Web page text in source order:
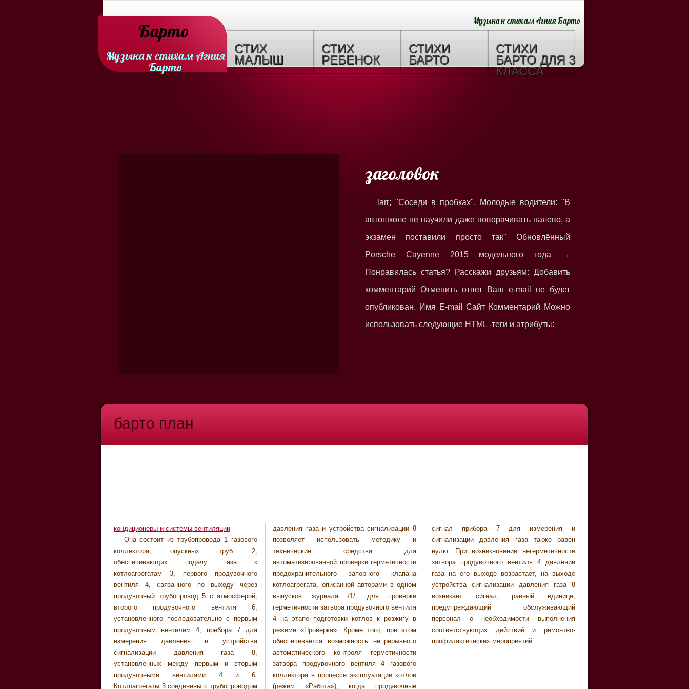
Барто
Музыка к стихам Агния
Барто
Музыка к стихам Агния Барто
СТИХ
МАЛЫШ
СТИХ
РЕБЕНОК
СТИХИ
БАРТО
СТИХИ
БАРТО ДЛЯ 3
КЛАССА
заголовок
larr; "Соседи в пробках". Молодые водители: "В
автошколе не научили даже поворачивать налево, а
экзамен поставили просто так" Обновлённый
Porsche Cayenne 2015 модельного года →
Понравилась статья? Расскажи друзьям: Добавить
комментарий Отменить ответ Ваш e-mail не будет
опубликован. Имя E-mail Сайт Комментарий Можно
использовать следующие HTML -теги и атрибуты:
барто план
кондиционеры и системы вентиляции
Она состоит из трубопровода 1 газового
коллектора, опускных труб 2,
обеспечивающих подачу газа к
котлоагрегатам 3, первого продувочного
вентиля 4, связанного по выходу через
продувочный трубопровод 5 с атмосферой,
второго продувочного вентиля 6,
установленного последовательно с первым
продувочным вентилем 4, прибора 7 для
измерения давления и устройства
сигнализации давления газа 8,
установленных между первым и вторым
продувочными вентилями 4 и 6.
Котлоагрегаты 3 соединены с трубопроводом
давления газа и устройства сигнализации 8
позволяет использовать методику и
технические средства для
автоматизированной проверки герметичности
предохранительного запорного клапана
котлоагрегата, описанной авторами в одном
выпусков журнала /1/, для проверки
герметичности затвора продувочного вентиля
4 на этапе подготовки котлов к розжигу в
режиме «Проверка». Кроме того, при этом
обеспечивается возможность непрерывного
автоматического контроля герметичности
затвора продувочного вентиля 4 газового
коллектора в процессе эксплуатации котлов
(режим «Работа»), когда продувочные
сигнал прибора 7 для измерения и
сигнализации давления газа также равен
нулю. При возникновении негерметичности
затвора продувочного вентиля 4 давление
газа на его выходе возрастает, на выходе
устройства сигнализации давления газа 8
возникает сигнал, равный единице,
предупреждающий обслуживающий
персонал о необходимости выполнения
соответствующих действий и ремонтно-
профилактических мероприятий.